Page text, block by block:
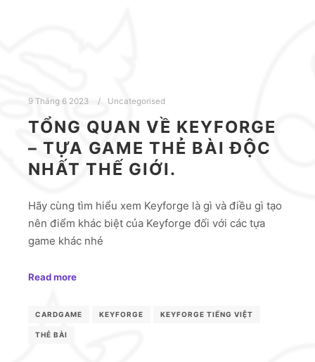
9 Tháng 6 2023 Uncategorised
TỔNG QUAN VỀ KEYFORGE
– TỰA GAME THẺ BÀI ĐỘC
NHẤT THẾ GIỚI.
Hãy cùng tìm hiểu xem Keyforge là gì và điều gì tạo
nên điểm khác biệt của Keyforge đối với các tựa
game khác nhé
Read more
CARDGAME KEYFORGE KEYFORGE TIẾNG VIỆT
THẺ BÀI